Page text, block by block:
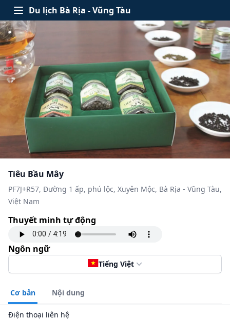
Skip to content
Open menu
Du lịch Bà Rịa - Vũng Tàu
Tiêu Bầu Mây
PF7J+R57, Đường 1 ấp, phú lộc, Xuyên Mộc, Bà Rịa - Vũng Tàu,
Việt Nam
Thuyết minh tự động
Ngôn ngữ
Tiếng Việt
Cơ bản Nội dung
Điện thoại liên hệ